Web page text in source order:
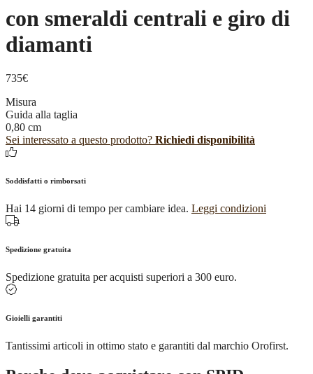
con smeraldi centrali e giro di
diamanti
735€
Misura
Guida alla taglia
0,80 cm
Sei interessato a questo prodotto? Richiedi disponibilità
Soddisfatti o rimborsati
Hai 14 giorni di tempo per cambiare idea. Leggi condizioni
Spedizione gratuita
Spedizione gratuita per acquisti superiori a 300 euro.
Gioielli garantiti
Tantissimi articoli in ottimo stato e garantiti dal marchio Orofirst.